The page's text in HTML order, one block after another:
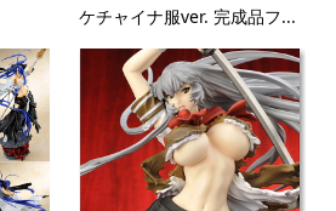
ケチャイナ服ver. 完成品フ...